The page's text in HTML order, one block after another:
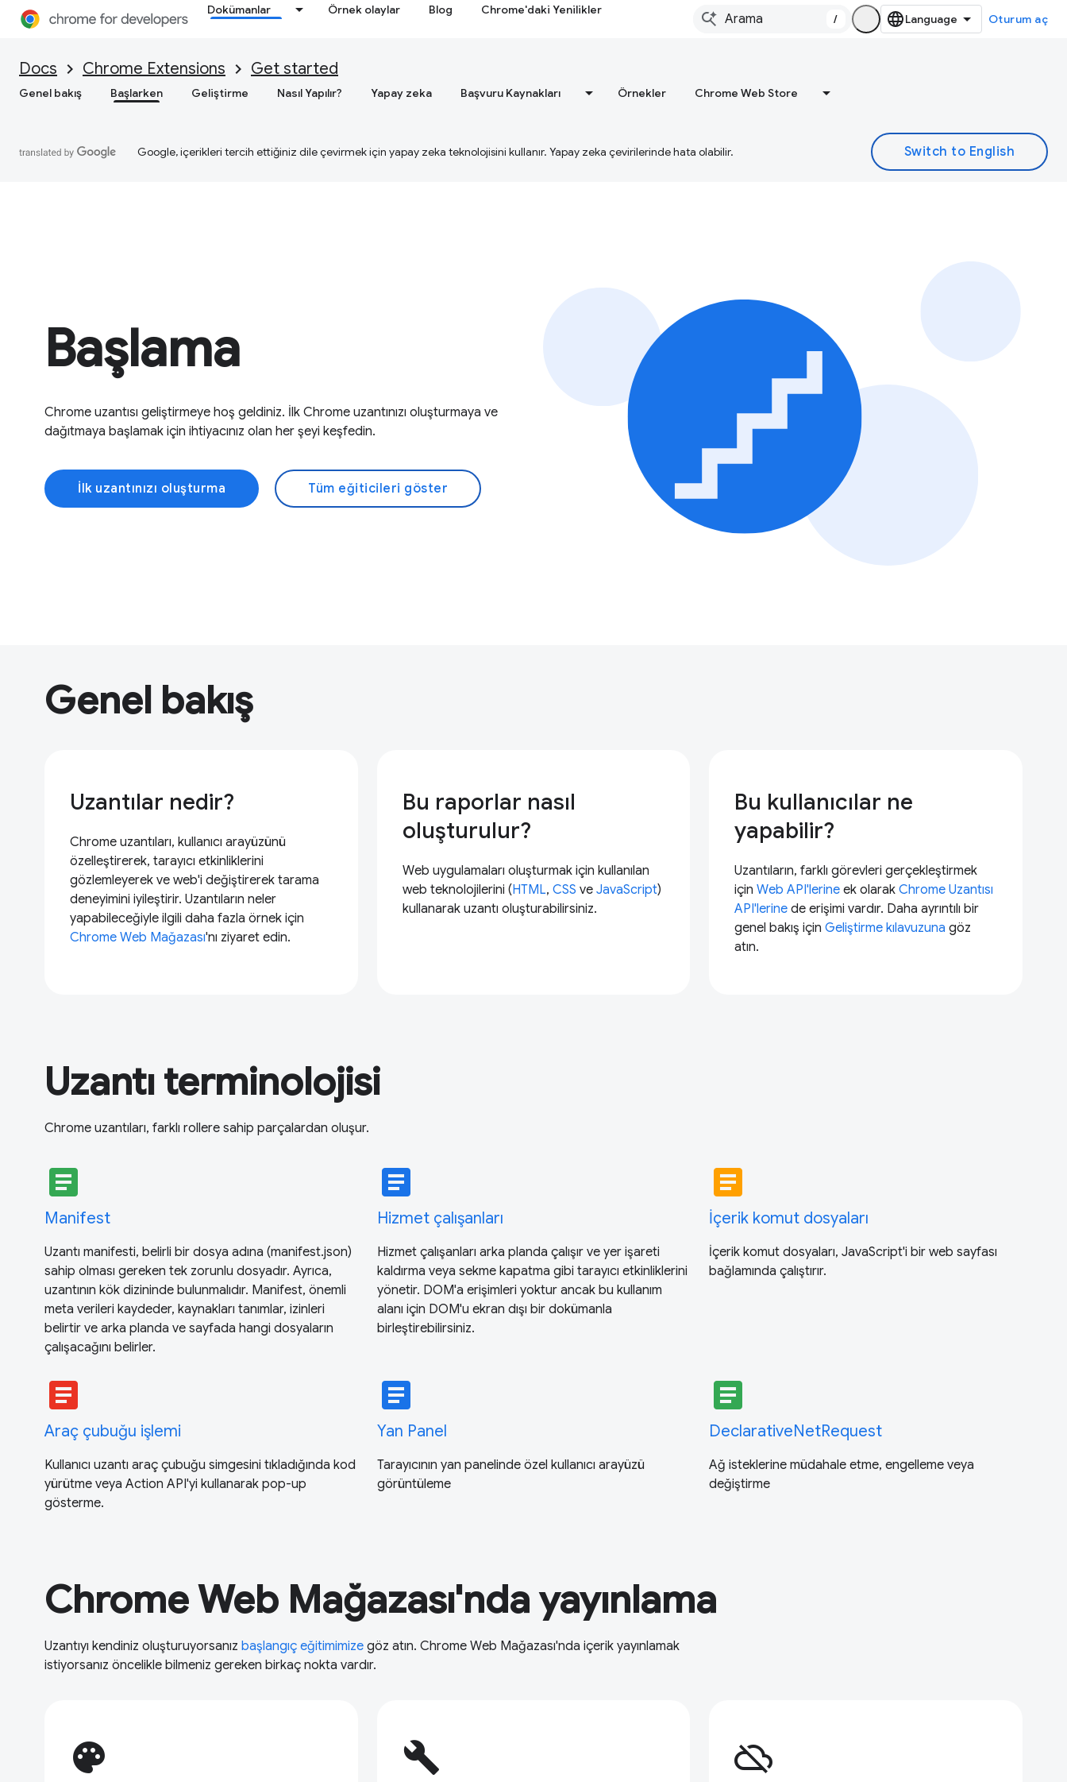
Dokümanlar Örnek olaylar Blog Chrome'daki Yenilikler
/ Oturum aç
Docs Chrome Extensions Get started
Genel bakış Başlarken Geliştirme Nasıl Yapılır? Yapay zeka Başvuru Kaynakları Örnekler Chrome Web Store
Google, içerikleri tercih ettiğiniz dile çevirmek için yapay zeka teknolojisini kullanır. Yapay zeka çevirilerinde hata olabilir.
Başlama
Chrome uzantısı geliştirmeye hoş geldiniz. İlk Chrome uzantınızı oluşturmaya ve
dağıtmaya başlamak için ihtiyacınız olan her şeyi keşfedin.
İlk uzantınızı oluşturma Tüm eğiticileri göster
Genel bakış
Uzantılar nedir?
Chrome uzantıları, kullanıcı arayüzünü
özelleştirerek, tarayıcı etkinliklerini
gözlemleyerek ve web'i değiştirerek tarama
deneyimini iyileştirir. Uzantıların neler
yapabileceğiyle ilgili daha fazla örnek için
Chrome Web Mağazası'nı ziyaret edin.
Bu raporlar nasıl
oluşturulur?
Web uygulamaları oluşturmak için kullanılan
web teknolojilerini (HTML, CSS ve JavaScript)
kullanarak uzantı oluşturabilirsiniz.
Bu kullanıcılar ne
yapabilir?
Uzantıların, farklı görevleri gerçekleştirmek
içinWeb API'lerine ek olarakChrome Uzantısı
API'lerine de erişimi vardır. Daha ayrıntılı bir
genel bakış içinGeliştirme kılavuzuna göz
atın.
Uzantı terminolojisi
Chrome uzantıları, farklı rollere sahip parçalardan oluşur.
article
Manifest
Uzantı manifesti, belirli bir dosya adına (manifest.json)
sahip olması gereken tek zorunlu dosyadır. Ayrıca,
uzantının kök dizininde bulunmalıdır. Manifest, önemli
meta verileri kaydeder, kaynakları tanımlar, izinleri
belirtir ve arka planda ve sayfada hangi dosyaların
çalışacağını belirler.
article
Hizmet çalışanları
Hizmet çalışanları arka planda çalışır ve yer işareti
kaldırma veya sekme kapatma gibi tarayıcı etkinliklerini
yönetir. DOM'a erişimleri yoktur ancak bu kullanım
alanı için DOM'u ekran dışı bir dokümanla
birleştirebilirsiniz.
article
İçerik komut dosyaları
İçerik komut dosyaları, JavaScript'i bir web sayfası
bağlamında çalıştırır.
article
Araç çubuğu işlemi
Kullanıcı uzantı araç çubuğu simgesini tıkladığında kod
yürütme veya Action API'yi kullanarak pop-up
gösterme.
article
Yan Panel
Tarayıcının yan panelinde özel kullanıcı arayüzü
görüntüleme
article
DeclarativeNetRequest
Ağ isteklerine müdahale etme, engelleme veya
değiştirme
Chrome Web Mağazası'nda yayınlama
Uzantıyı kendiniz oluşturuyorsanız başlangıç eğitimimize göz atın. Chrome Web Mağazası'nda içerik yayınlamak
istiyorsanız öncelikle bilmeniz gereken birkaç nokta vardır.
palette build cloud_off